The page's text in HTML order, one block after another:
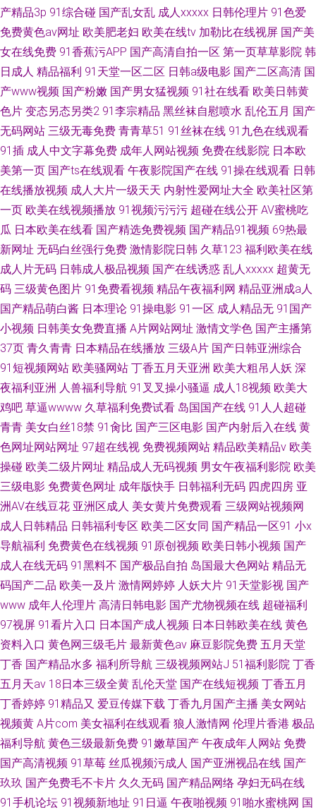
产精品3p 91综合碰 国产乱女乱 成人xxxxx 日韩伦理片 91色爱
免费黄色av网址 欧美肥老妇 欧美在线tv 加勒比在线视屏 国产美
女在线免费 91香蕉污APP 国产高清自拍一区 第一页草草影院 韩
日成人 精品福利 91天堂一区二区 日韩a级电影 国产二区高清 国
产www视频 国产粉嫩 国产男女猛视频 91社在线看 欧美日韩黄
色片 变态另态另类2 91李宗精品 黑丝袜自慰喷水 乱伦五月 国产
无码网站 三级无毒免费 青青草51 91丝袜在线 91九色在线观看
91插 成人中文字幕免费 成年人网站视频 免费在线影院 日本欧
美第一页 国产ts在线观看 午夜影院国产在线 91操在线观看 日韩
在线播放视频 成人大片一级天天 内射性爱网址大全 欧美社区第
一页 欧美在线视频播放 91视频污污污 超碰在线公开 AV蜜桃吃
瓜 日本欧美在线看 国产精选免费视频 国产精品91视频 69热最
新网址 无码白丝强行免费 激情影院日韩 久草123 福利欧美在线
成人片无码 日韩成人极品视频 国产在线诱惑 乱人xxxxx 超黄无
码 三级黄色图片 91免费看视频 精品午夜福利网 精品亚洲成a人
国产精品萌白酱 日本理论 91操电影 91一区 成人精品无 91国产
小视频 日韩美女免费直播 A片网站网址 激情文学色 国产主播第
37页 青久青青 日本精品在线播放 三级A片 国产日韩亚洲综合
91短视频网站 欧美骚网站 丁香五月天亚洲 欧美大粗吊人妖 深
夜福利亚洲 人兽福利导航 91叉叉操小骚逼 成人18视频 欧美大
鸡吧 草逼wwww 久草福利免费试看 岛国国产在线 91人人超碰
青青 美女白丝18禁 91肏比 国产三区电影 国产内射后入在线 黄
色网址网站网址 97超在线视 免费视频网站 精品欧美精品v 欧美
操碰 欧美二级片网址 精品成人无码视频 男女午夜福利影院 欧美
三级电影 免费黄色网址 成年版快手 日韩福利无码 四虎四房 亚
洲AV在线豆花 亚洲区成人 美女黄片免费观看 三级网站视频网
成人日韩精品 日韩福利专区 欧美二区女同 国产精品一区91 小x
导航福利 免费黄色在线视频 91原创视频 欧美日韩小视频 国产
成人在线无码 91黑料不 国产极品自拍 岛国最大色网站 精品无
码国产二品 欧美一及片 激情网婷婷 人妖大片 91天堂影视 国产
www 成年人伦理片 高清日韩电影 国产尤物视频在线 超碰福利
97视屏 91看片入口 日本国产成人视频 日本日韩欧美在线 黄色
资料入口 黄色网三级毛片 最新黄色av 麻豆影院免费 五月天堂
丁香 国产精品水多 福利所导航 三级视频网站J 51福利影院 丁香
五月天av 18日本三级全黄 乱伦天堂 国产在线短视频 丁香五月
丁香婷婷 91精品又 爱豆传媒下载 丁香九月国产主播 美女网站
视频黄 A片com 美女福利在线观看 狼人激情网 伦理片香港 极品
福利导航 黄色三级最新免费 91嫩草国产 午夜成年人网站 免费
国产高清视频 91草莓 丝瓜视频污成人 国产亚洲视品在线 国产
玖玖 国产免费毛不卡片 久久无码 国产精品网络 孕妇无码在线
91手机论坛 91视频新地址 91日逼 午夜啪视频 91啪水蜜桃网 国